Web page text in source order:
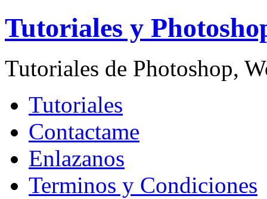
Tutoriales y
Tutoriales de Photoshop,
Tutoriales
Contactame
Enlazanos
Terminos y Condiciones